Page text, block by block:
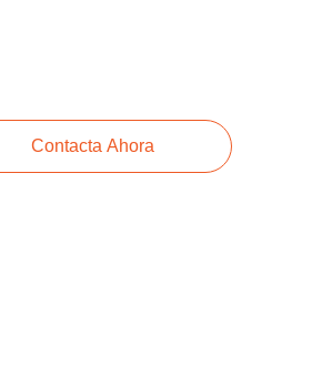
Contacta Ahora